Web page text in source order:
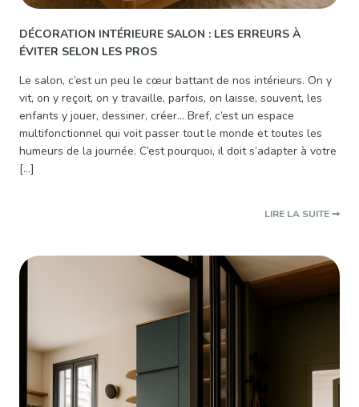
DÉCORATION INTÉRIEURE SALON : LES ERREURS À
ÉVITER SELON LES PROS
Le salon, c’est un peu le cœur battant de nos intérieurs. On y
vit, on y reçoit, on y travaille, parfois, on laisse, souvent, les
enfants y jouer, dessiner, créer... Bref, c’est un espace
multifonctionnel qui voit passer tout le monde et toutes les
humeurs de la journée. C’est pourquoi, il doit s’adapter à votre
[…]